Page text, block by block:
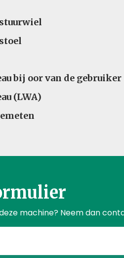
bij oor van de gebruiker
(LWA)
machine? Neem dan